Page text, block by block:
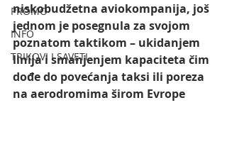
PROMO
INFO
TRIKOVI I SAVETI
niskobudžetna aviokompanija, još
jednom je posegnula za svojom
poznatom taktikom – ukidanjem
linija i smanjenjem kapaciteta čim
dođe do povećanja taksi ili poreza
na aerodromima širom Evrope